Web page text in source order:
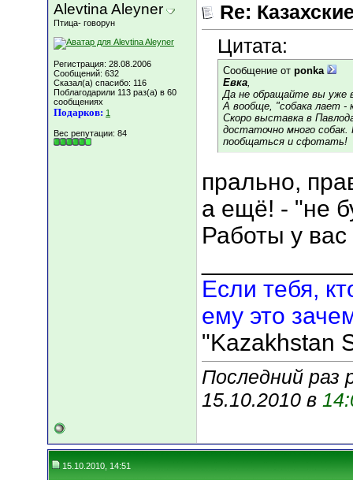
Alevtina Aleyner
Птица- говорун
Регистрация: 28.08.2006
Сообщений: 632
Сказал(а) спасибо: 116
Поблагодарили 113 раз(а) в 60
сообщениях
Подарков: 1
Вес репутации: 84
Re:
Цитата:
Сообщение от ponka
Евка,
Да не обращайте вы уже
А вообще, "собака лает -
Скоро выставка в
достаточно много
пообщаться и сфотать!
прально,
а ещё! - "не
Работы у вас
Если тебя,
ему это
"Kazakhstan
Последний раз
15.10.2010 в
15.10.2010, 14:51